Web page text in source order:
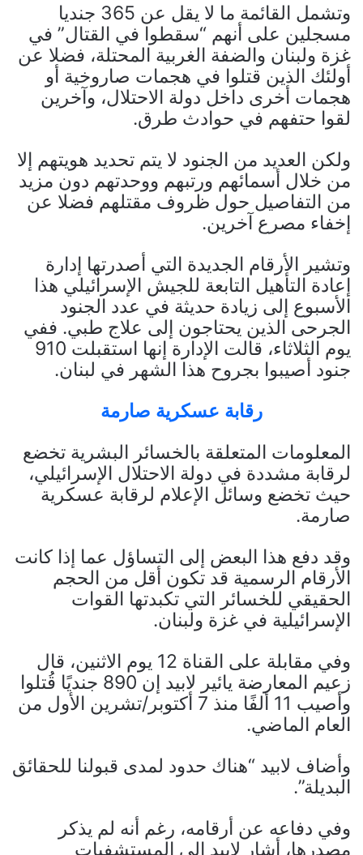
وتشمل القائمة ما لا يقل عن 365 جنديا
مسجلين على أنهم “سقطوا في القتال” في
غزة ولبنان والضفة الغربية المحتلة، فضلا عن
أولئك الذين قتلوا في هجمات صاروخية أو
هجمات أخرى داخل دولة الاحتلال، وآخرين
لقوا حتفهم في حوادث طرق.
ولكن العديد من الجنود لا يتم تحديد هويتهم إلا
من خلال أسمائهم ورتبهم ووحدتهم دون مزيد
من التفاصيل حول ظروف مقتلهم فضلا عن
إخفاء مصرع آخرين.
وتشير الأرقام الجديدة التي أصدرتها إدارة
إعادة التأهيل التابعة للجيش الإسرائيلي هذا
الأسبوع إلى زيادة حديثة في عدد الجنود
الجرحى الذين يحتاجون إلى علاج طبي. ففي
يوم الثلاثاء، قالت الإدارة إنها استقبلت 910
جنود أصيبوا بجروح هذا الشهر في لبنان.
رقابة عسكرية صارمة
المعلومات المتعلقة بالخسائر البشرية تخضع
لرقابة مشددة في دولة الاحتلال الإسرائيلي،
حيث تخضع وسائل الإعلام لرقابة عسكرية
صارمة.
وقد دفع هذا البعض إلى التساؤل عما إذا كانت
الأرقام الرسمية قد تكون أقل من الحجم
الحقيقي للخسائر التي تكبدتها القوات
الإسرائيلية في غزة ولبنان.
وفي مقابلة على القناة 12 يوم الاثنين، قال
زعيم المعارضة يائير لابيد إن 890 جنديًا قُتلوا
وأصيب 11 ألفًا منذ 7 أكتوبر/تشرين الأول من
العام الماضي.
وأضاف لابيد “هناك حدود لمدى قبولنا للحقائق
البديلة”.
وفي دفاعه عن أرقامه، رغم أنه لم يذكر
مصدرها، أشار لابيد إلى المستشفيات